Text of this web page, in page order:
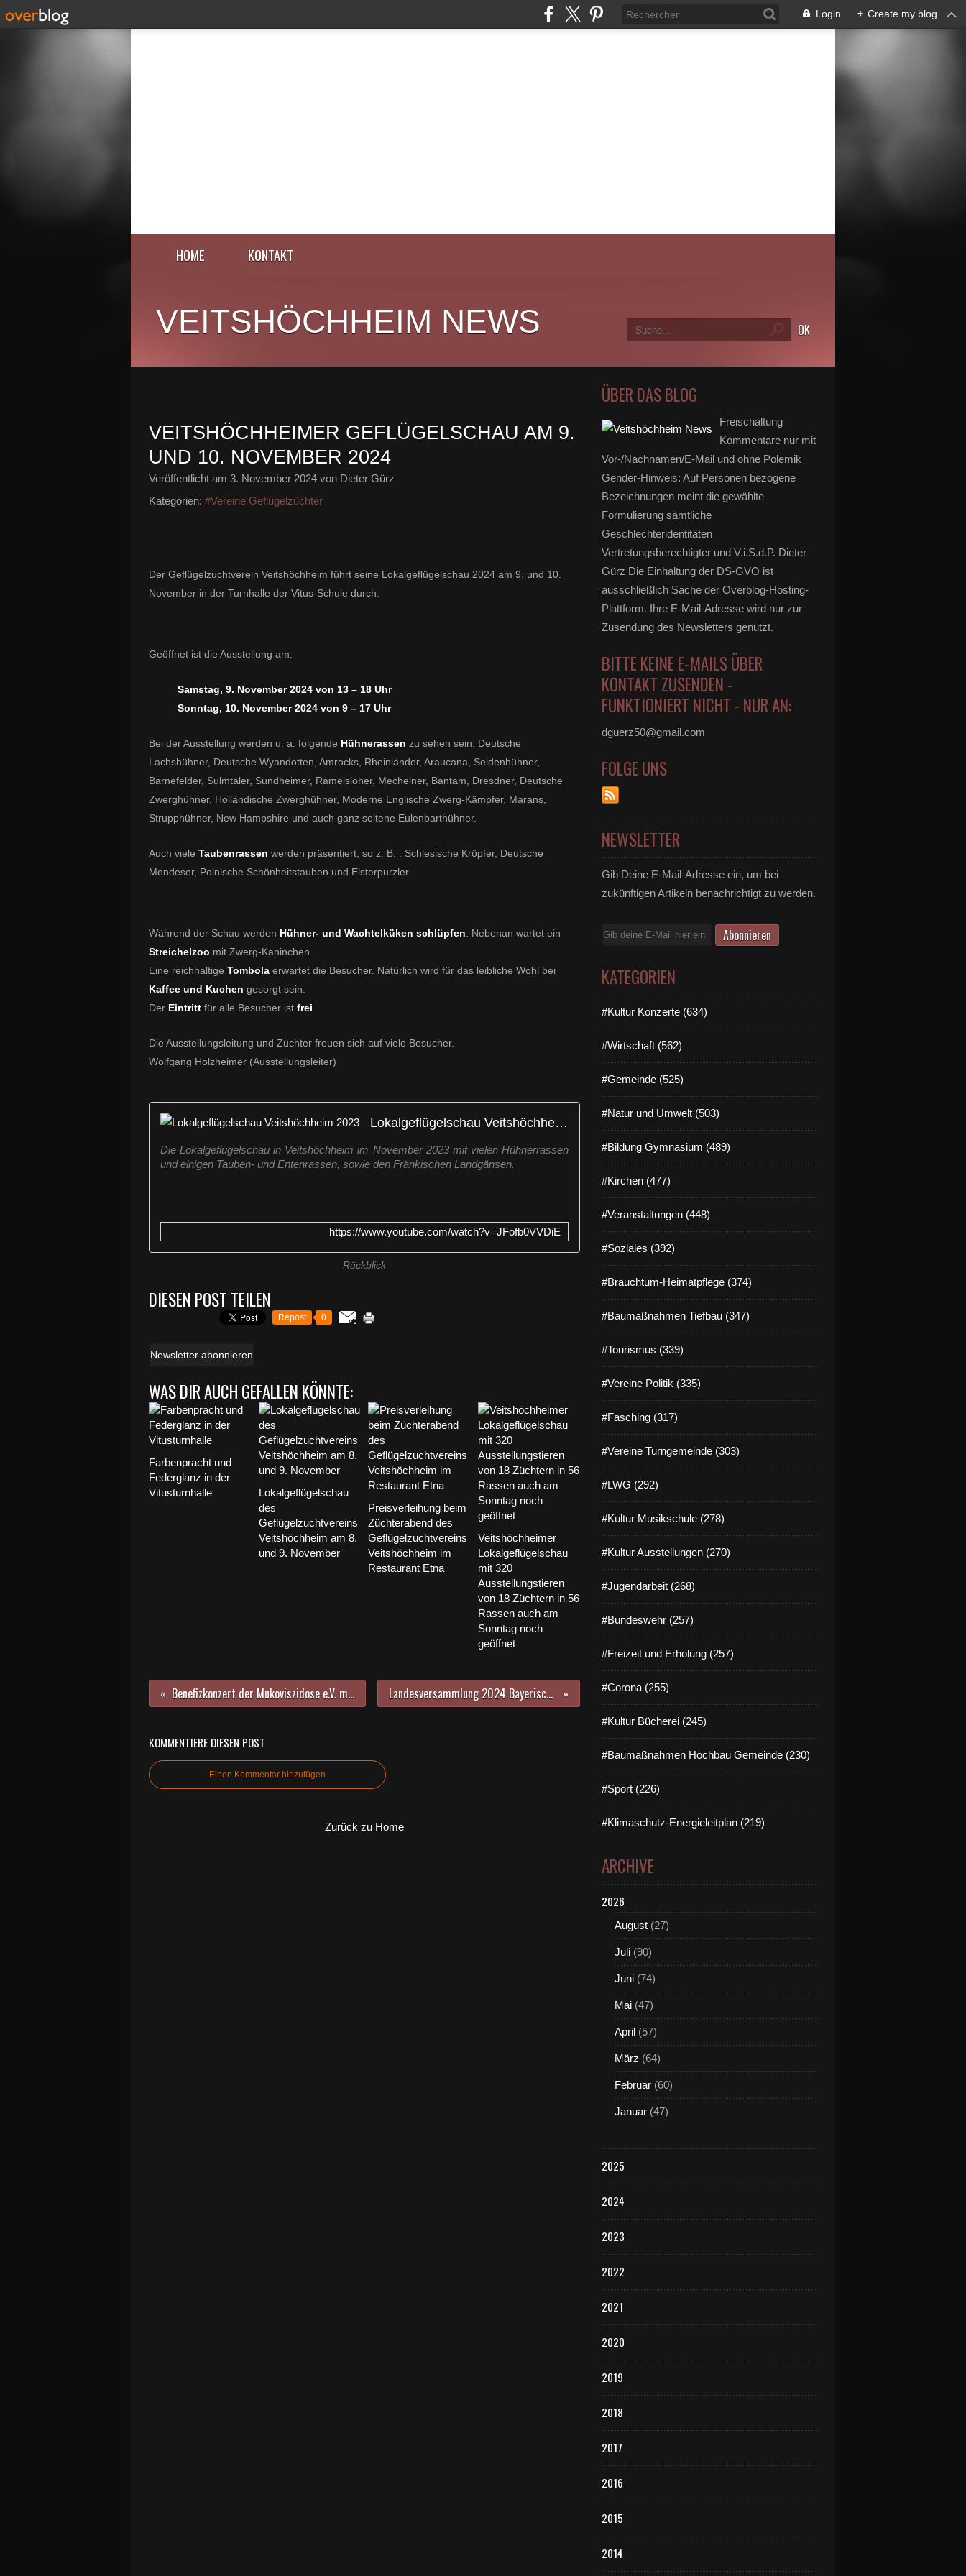
Login + Create my blog
HOME KONTAKT
VEITSHÖCHHEIM NEWS
VEITSHÖCHHEIMER GEFLÜGELSCHAU AM 9.
UND 10. NOVEMBER 2024
Veröffentlicht am 3. November 2024 von Dieter Gürz
Kategorien: #Vereine Geflügelzüchter
Der Geflügelzuchtverein Veitshöchheim führt seine Lokalgeflügelschau 2024 am 9. und 10.
November in der Turnhalle der Vitus-Schule durch.
Geöffnet ist die Ausstellung am:
Samstag, 9. November 2024 von 13 – 18 Uhr
Sonntag, 10. November 2024 von 9 – 17 Uhr
Bei der Ausstellung werden u. a. folgende Hühnerassen zu sehen sein: Deutsche
Lachshühner, Deutsche Wyandotten, Amrocks, Rheinländer, Araucana, Seidenhühner,
Barnefelder, Sulmtaler, Sundheimer, Ramelsloher, Mechelner, Bantam, Dresdner, Deutsche
Zwerghühner, Holländische Zwerghühner, Moderne Englische Zwerg-Kämpfer, Marans,
Strupphühner, New Hampshire und auch ganz seltene Eulenbarthühner.
Auch viele Taubenrassen werden präsentiert, so z. B. : Schlesische Kröpfer, Deutsche
Mondeser, Polnische Schönheitstauben und Elsterpurzler.
Während der Schau werden Hühner- und Wachtelküken schlüpfen . Nebenan wartet ein
Streichelzoo mit Zwerg-Kaninchen.
Eine reichhaltige Tombola erwartet die Besucher. Natürlich wird für das leibliche Wohl bei
Kaffee und Kuchen gesorgt sein.
Der Eintritt für alle Besucher ist frei
Die Ausstellungsleitung und Züchter freuen sich auf viele Besucher.
Wolfgang Holzheimer (Ausstellungsleiter)
Lokalgeflügelschau Veitshöchheim 2023
Die Lokalgeflügelschau in Veitshöchheim im November 2023 mit vielen Hühnerrassen
und einigen Tauben- und Entenrassen, sowie den Fränkischen Landgänsen.
https://www.youtube.com/watch?v=JFofb0VVDiE
Rückblick
DIESEN POST TEILEN
Repost 0
Newsletter abonnieren
WAS DIR AUCH GEFALLEN KÖNNTE:
Farbenpracht und
Federglanz in der
Vitusturnhalle
Lokalgeflügelschau
des
Geflügelzuchtvereins
Veitshöchheim am 8.
und 9. November
Preisverleihung beim
Züchterabend des
Geflügelzuchtvereins
Veitshöchheim im
Restaurant Etna
Veitshöchheimer
Lokalgeflügelschau
mit 320
Ausstellungstieren
von 18 Züchtern in 56
Rassen auch am
Sonntag noch
geöffnet
Benefizkonzert der Mukoviszidose e.V. mit der A Cappella-Comedy-Gruppe "Sixpack" am 15. November 2024 in den Mainfrankensälen Landesversammlung 2024 Bayerischer Gemeindetag in Veitshöchheim: „Wir brauchen einen neuen Gesellschaftsvertrag“
KOMMENTIERE DIESEN POST
Einen Kommentar hinzufügen
Zurück zu Home
ÜBER DAS BLOG
Freischaltung
Kommentare nur mit
Vor-/Nachnamen/E-Mail und ohne Polemik
Gender-Hinweis: Auf Personen bezogene
Bezeichnungen meint die gewählte
Formulierung sämtliche
Geschlechteridentitäten
Vertretungsberechtigter und V.i.S.d.P. Dieter
Gürz Die Einhaltung der DS-GVO ist
ausschließlich Sache der Overblog-Hosting-
Plattform. Ihre E-Mail-Adresse wird nur zur
Zusendung des Newsletters genutzt.
BITTE KEINE E-MAILS ÜBER
KONTAKT ZUSENDEN -
FUNKTIONIERT NICHT - NUR AN:
dguerz50@gmail.com
FOLGE UNS
NEWSLETTER
Gib Deine E-Mail-Adresse ein, um bei
zukünftigen Artikeln benachrichtigt zu werden.
E-
KATEGORIEN
#Kultur Konzerte (634)
#Wirtschaft (562)
#Gemeinde (525)
#Natur und Umwelt (503)
#Bildung Gymnasium (489)
#Kirchen (477)
#Veranstaltungen (448)
#Soziales (392)
#Brauchtum-Heimatpflege (374)
#Baumaßnahmen Tiefbau (347)
#Tourismus (339)
#Vereine Politik (335)
#Fasching (317)
#Vereine Turngemeinde (303)
#LWG (292)
#Kultur Musikschule (278)
#Kultur Ausstellungen (270)
#Jugendarbeit (268)
#Bundeswehr (257)
#Freizeit und Erholung (257)
#Corona (255)
#Kultur Bücherei (245)
#Baumaßnahmen Hochbau Gemeinde (230)
#Sport (226)
#Klimaschutz-Energieleitplan (219)
ARCHIVE
2026
August (27)
Juli (90)
Juni (74)
Mai (47)
April (57)
März (64)
Februar (60)
Januar (47)
2025
2024
2023
2022
2021
2020
2019
2018
2017
2016
2015
2014